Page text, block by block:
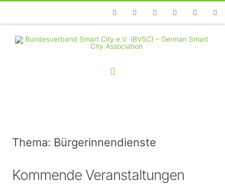
TelefonFacebookTwitterYoutubeInstagramLinkedin
Thema: Bürgerinnendienste
Kommende Veranstaltungen